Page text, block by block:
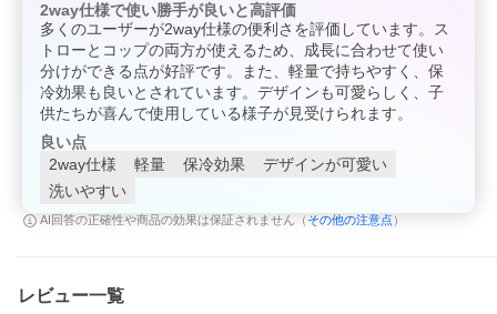
2way仕様で使い勝手が良いと高評価
多くのユーザーが2way仕様の便利さを評価しています。ス
トローとコップの両方が使えるため、成長に合わせて使い
分けができる点が好評です。また、軽量で持ちやすく、保
冷効果も良いとされています。デザインも可愛らしく、子
供たちが喜んで使用している様子が見受けられます。
良い点
2way仕様
軽量 保冷効果
デザインが可愛い
洗いやすい
AI回答の正確性や商品の効果は保証されません（ その他の注意点 ）
レビュー一覧